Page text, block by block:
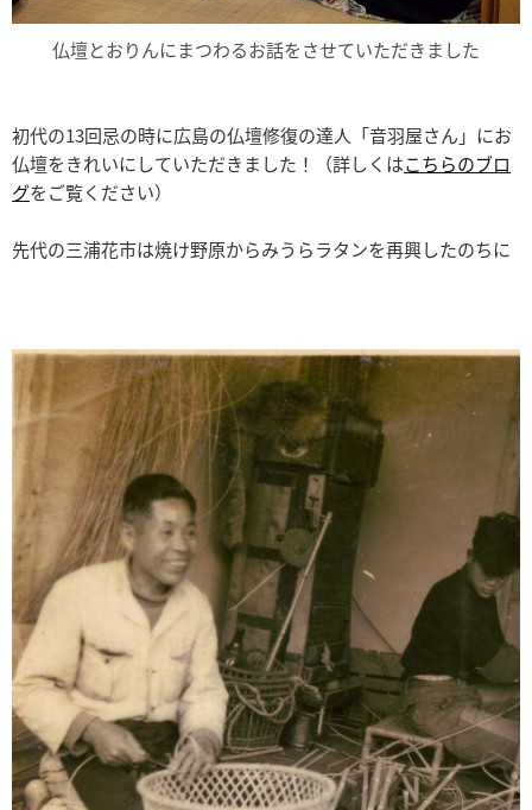
仏壇とおりんにまつわるお話をさせていただきました
初代の13回忌の時に広島の仏壇修復の達人「音羽屋さん」にお
仏壇をきれいにしていただきました！（詳しくはこちらのブロ
グをご覧ください）
先代の三浦花市は焼け野原からみうらラタンを再興したのちに